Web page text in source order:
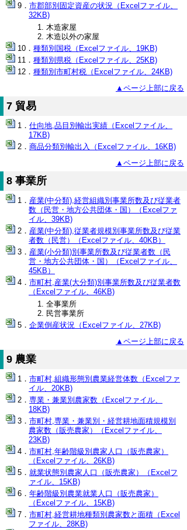
市郡部別固定資産の状況（Excelファイル、
32KB)
木造家屋
木造以外の家屋
種類別国税（Excelファイル、19KB)
種類別県税（Excelファイル、25KB)
種類別市町村税（Excelファイル、24KB)
▲ページ上部に戻る
7 貿易
仕向地,品目別輸出実績（Excelファイル、
17KB)
商品分類別輸出入（Excelファイル、16KB)
▲ページ上部に戻る
8 事業所
産業(中分類),経営組織別事業所数及び従業者
数（民営・地方公共団体・国）（Excelファ
イル、39KB)
産業(中分類),従業者規模別事業所数及び従業
者数（民営）（Excelファイル、40KB）
産業(小分類)別事業所数及び従業者数（民
営・地方公共団体・国）（Excelファイル、
45KB）
市町村,産業(大分類)別事業所数及び従業者数
（Excelファイル、46KB)
全事業所
民営事業所
企業倒産状況（Excelファイル、27KB)
▲ページ上部に戻る
9 農業
市町村,組織形態別農業経営体数（Excelファ
イル、20KB)
専業・兼業別農家数（Excelファイル、
18KB)
市町村,専業・兼業別・経営耕地面積規模別
農家数（販売農家）（Excelファイル、
23KB)
市町村,年齢階級別農家人口（販売農家）
（Excelファイル、26KB)
就業状態別農家人口（販売農家）（Excelフ
ァイル、15KB)
年齢階級別農業就業人口（販売農家）
（Excelファイル、15KB)
市町村,経営耕地種類別農家数と面積（Excel
ファイル、28KB)